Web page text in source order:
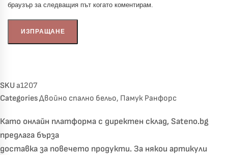
браузър за следващия път когато коментирам.
SKUa1207
CategoriesДвойно спално бельо, Памук Ранфорс
Като онлайн платформа с директен склад, Sateno.bg
предлага бърза
доставка за повечето продукти. За някои артикули